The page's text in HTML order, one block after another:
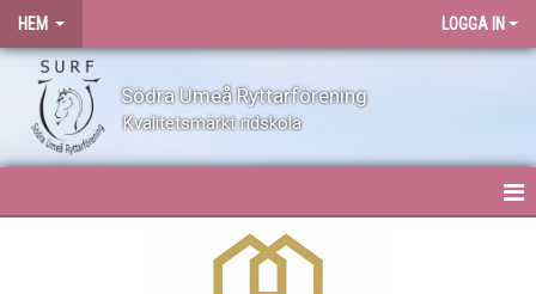
HEM LOGGA IN
Södra Umeå Ryttarförening
Kvalitetsmärkt ridskola